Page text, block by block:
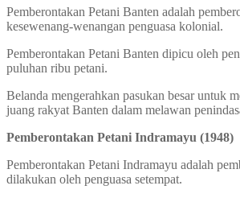
Pemberontakan Petani Banten adalah
kesewenang-wenangan penguasa kolonial.
Pemberontakan Petani Banten dipicu oleh
puluhan ribu petani.
Belanda mengerahkan pasukan besar untuk
juang rakyat Banten dalam melawan
Pemberontakan Petani Indramayu (1948)
Pemberontakan Petani Indramayu adalah
dilakukan oleh penguasa setempat.